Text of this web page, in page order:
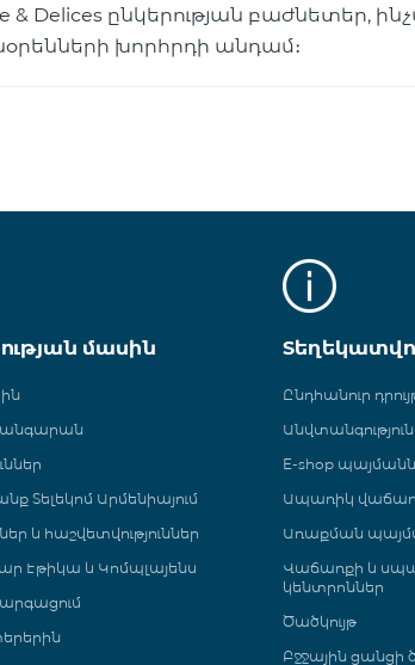
Delices ընկերության բաժնետեր,
խորհրդի անդամ։
մասին
Տելեկոմ Արմենիայում
և հաշվետվություններ
Էթիկա և Կոմպլայենս
Ընդհանուր
Անվտանգություն
E-shop
Ապառիկ
Առաքման
Վաճառքի և
կենտրոններ
Ծածկույթ
Բջջային ցանցի